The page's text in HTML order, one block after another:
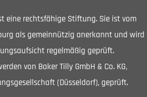
eine rechtsfähige Stiftung. Sie ist vom
als gemeinnützig anerkannt und wird
regelmäßig geprüft.
von Baker Tilly GmbH & Co. KG,
(Düsseldorf), geprüft.